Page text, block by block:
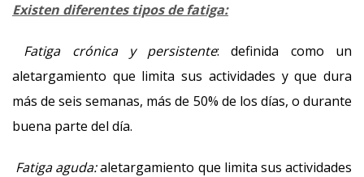
Existen diferentes tipos de fatiga:
Fatiga crónica y persistente: definida como un
aletargamiento que limita sus actividades y que dura
más de seis semanas, más de 50% de los días, o durante
buena parte del día.
Fatiga aguda:aletargamiento que limita sus actividades